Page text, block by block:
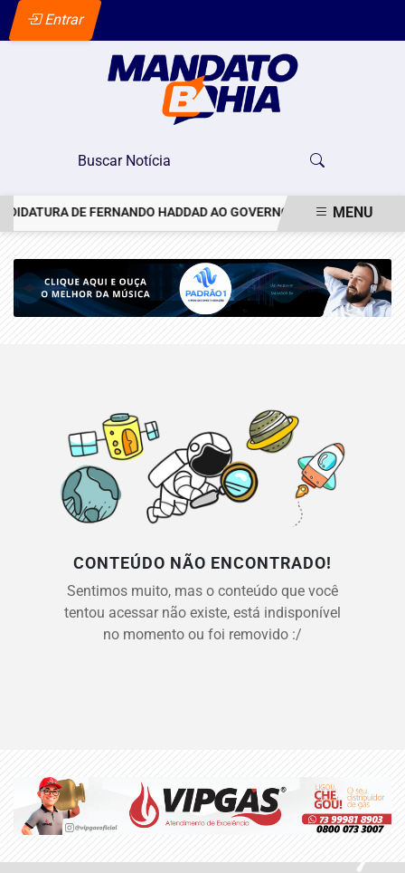
Entrar
DE FERNANDO HADDAD AO GOVERNO DE SÃO PAULO
MENU
CONTEÚDO NÃO ENCONTRADO!
Sentimos muito, mas o conteúdo que você
tentou acessar não existe, está indisponível
no momento ou foi removido :/